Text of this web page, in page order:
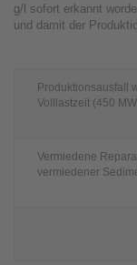
g/l sofort erkannt
und damit der
Produktionsausfall
Volllastzeit (450
Vermiedene
vermiedener